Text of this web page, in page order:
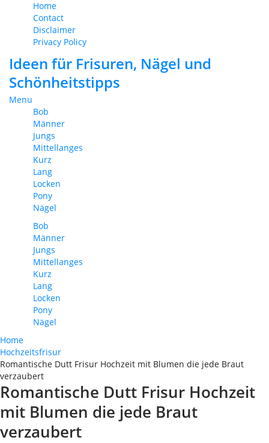
Home
Contact
Disclaimer
Privacy Policy
Ideen für Frisuren, Nägel und
Schönheitstipps
Menu
Bob
Männer
Jungs
Mittellanges
Kurz
Lang
Locken
Pony
Nägel
Bob
Männer
Jungs
Mittellanges
Kurz
Lang
Locken
Pony
Nägel
Home
Hochzeitsfrisur
Romantische Dutt Frisur Hochzeit mit Blumen die jede Braut
verzaubert
Romantische Dutt Frisur Hochzeit
mit Blumen die jede Braut
verzaubert